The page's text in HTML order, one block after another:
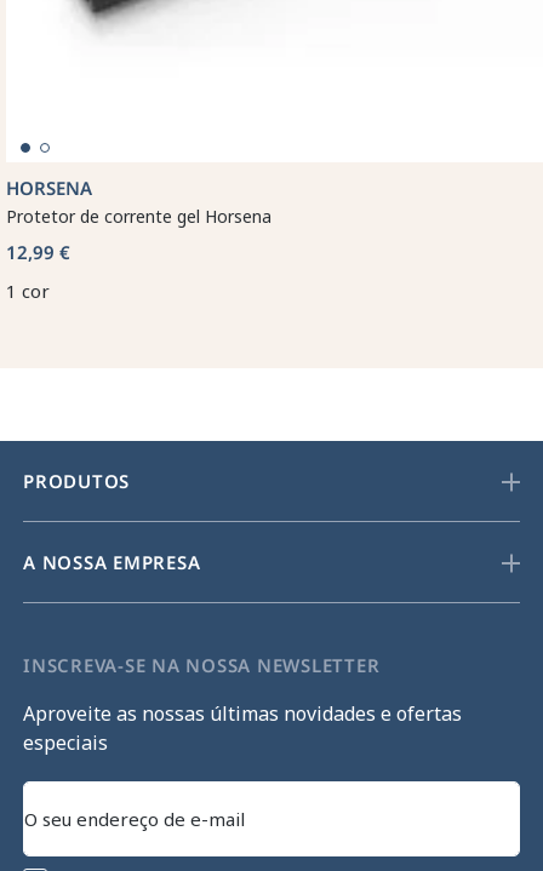
HORSENA
Protetor de corrente gel Horsena
12,99 €
1 cor
PRODUTOS
A NOSSA EMPRESA
INSCREVA-SE NA NOSSA NEWSLETTER
Aproveite as nossas últimas novidades e ofertas
especiais